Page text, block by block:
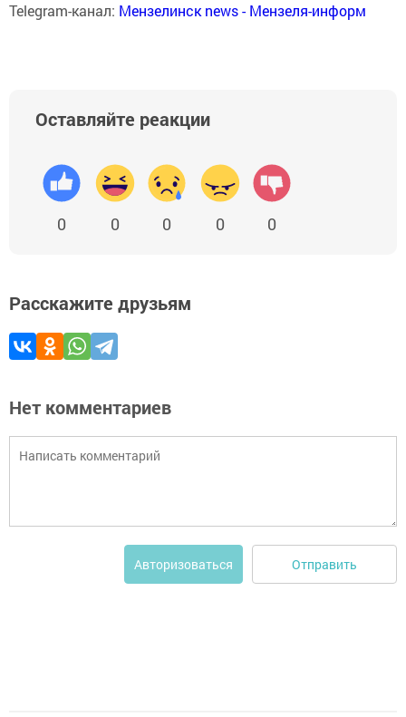
Telegram-канал: Мензелинск news - Мензеля-информ
Оставляйте реакции
0 0 0 0 0
Расскажите друзьям
Нет комментариев
Авторизоваться Отправить